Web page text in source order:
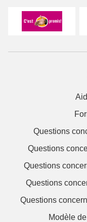
Questions
Questions
Questions
Questions
Questions
Modèle